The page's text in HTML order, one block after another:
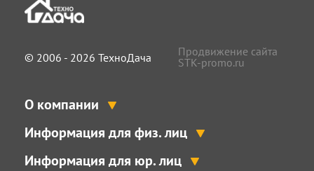
© 2006 - 2026 ТехноДача
Продвижение сайта
STK-promo.ru
О компании
Информация для физ. лиц
Информация для юр. лиц